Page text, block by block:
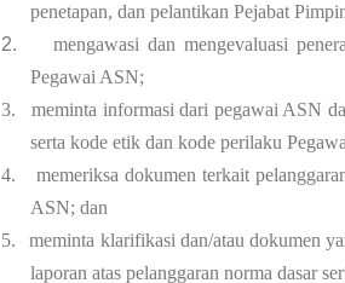
penetapan, dan pelantikan Pejabat
2.
mengawasi dan mengevaluasi
Pegawai ASN;
3.
meminta informasi dari pegawai ASN
serta kode etik dan kode perilaku
4.
memeriksa dokumen terkait
ASN; dan
5.
meminta klarifikasi dan/atau dokumen
laporan atas pelanggaran norma dasar